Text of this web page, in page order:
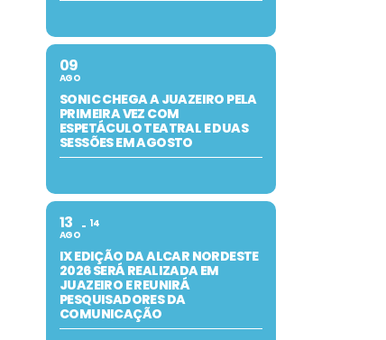
09
AGO
SONIC CHEGA A JUAZEIRO PELA
PRIMEIRA VEZ COM
ESPETÁCULO TEATRAL E DUAS
SESSÕES EM AGOSTO
13
AGO
14
IX EDIÇÃO DA ALCAR NORDESTE
2026 SERÁ REALIZADA EM
JUAZEIRO E REUNIRÁ
PESQUISADORES DA
COMUNICAÇÃO